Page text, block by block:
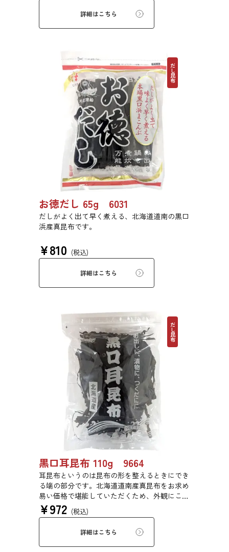
詳細はこちら
だし昆布
お徳だし 65g 6031
だしがよく出て早く煮える、北海道道南の黒口
浜産真昆布です。
¥810 (税込)
詳細はこちら
だし昆布
黒口耳昆布 110g 9664
耳昆布というのは昆布の形を整えるときにでき
る端の部分です。北海道道南産真昆布をお求め
易い価格で堪能していただくため、外観にこだ
わらず、旨味を求めて商品化しました。形は不
揃いですが、味に変わりはございません。だし
は澄み、鍋物だしや、お漬物、白菜漬けにも最
¥972 (税込)
詳細はこちら